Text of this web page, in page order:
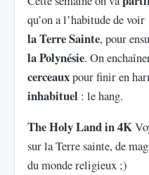
qu’on a l’habitude de
la Terre Sainte, pour
la Polynésie. On
cerceauxpour finir en
inhabituel : le hang.
The Holy Land in 4K
sur la Terre sainte, de
du monde religieux ;)